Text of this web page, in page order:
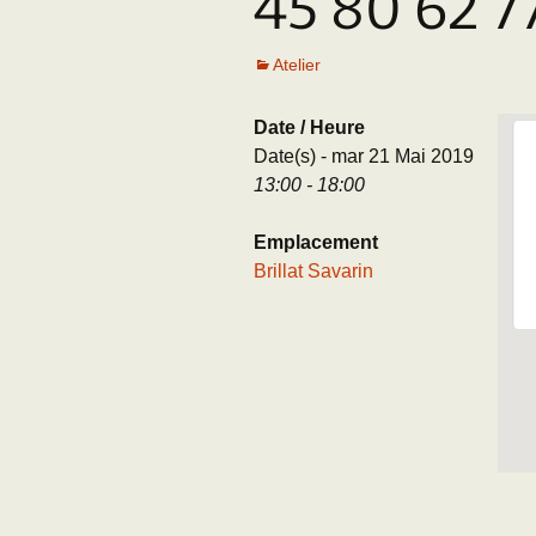
Les Travaux de
Atelier
Date / Heure
Date(s) - mar 21 Mai 2019
13:00 - 18:00
Emplacement
Brillat Savarin